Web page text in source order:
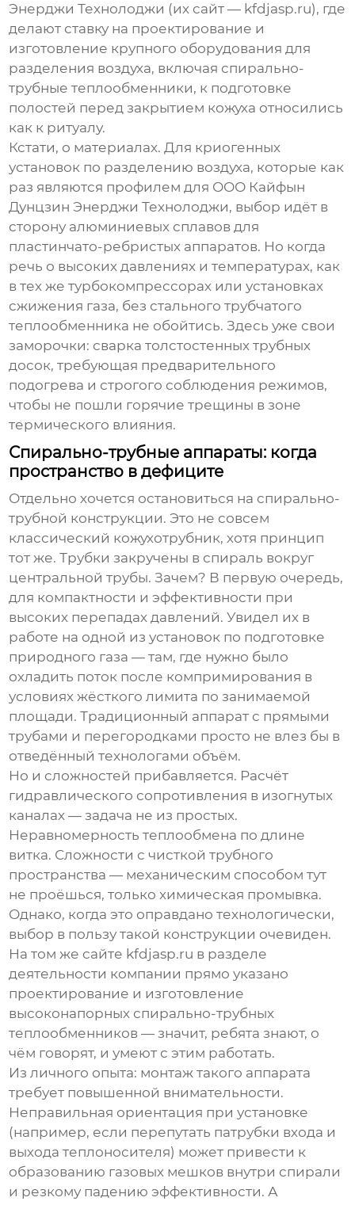
Энерджи Технолоджи (их сайт — kfdjasp.ru), где
делают ставку на проектирование и
изготовление крупного оборудования для
разделения воздуха, включая спирально-
трубные теплообменники, к подготовке
полостей перед закрытием кожуха относились
как к ритуалу.
Кстати, о материалах. Для криогенных
установок по разделению воздуха, которые как
раз являются профилем для ООО Кайфын
Дунцзин Энерджи Технолоджи, выбор идёт в
сторону алюминиевых сплавов для
пластинчато-ребристых аппаратов. Но когда
речь о высоких давлениях и температурах, как
в тех же турбокомпрессорах или установках
сжижения газа, без стальноготрубчатого
теплообменника не обойтись. Здесь уже свои
заморочки: сварка толстостенных трубных
досок, требующая предварительного
подогрева и строгого соблюдения режимов,
чтобы не пошли горячие трещины в зоне
термического влияния.
Спирально-трубные аппараты: когда
пространство в дефиците
Отдельно хочется остановиться на спирально-
трубной конструкции. Это не совсем
классический кожухотрубник, хотя принцип
тот же. Трубки закручены в спираль вокруг
центральной трубы. Зачем? В первую очередь,
для компактности и эффективности при
высоких перепадах давлений. Увидел их в
работе на одной из установок по подготовке
природного газа — там, где нужно было
охладить поток после компримирования в
условиях жёсткого лимита по занимаемой
площади. Традиционный аппарат с прямыми
трубами и перегородками просто не влез бы в
отведённый технологами объём.
Но и сложностей прибавляется. Расчёт
гидравлического сопротивления в изогнутых
каналах — задача не из простых.
Неравномерность теплообмена по длине
витка. Сложности с чисткой трубного
пространства — механическим способом тут
не проёшься, только химическая промывка.
Однако, когда это оправдано технологически,
выбор в пользу такой конструкции очевиден.
На том же сайте kfdjasp.ru в разделе
деятельности компании прямо указано
проектирование и изготовление
высоконапорных спирально-трубных
теплообменников — значит, ребята знают, о
чём говорят, и умеют с этим работать.
Из личного опыта: монтаж такого аппарата
требует повышенной внимательности.
Неправильная ориентация при установке
(например, если перепутать патрубки входа и
выхода теплоносителя) может привести к
образованию газовых мешков внутри спирали
и резкому падению эффективности. А